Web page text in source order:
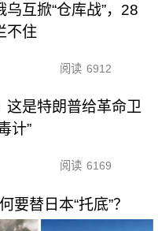
乌互掀“仓库战”，28
不住
阅读 6912
这是特朗普给革命卫
计”
阅读 6169
替日本“托底”？